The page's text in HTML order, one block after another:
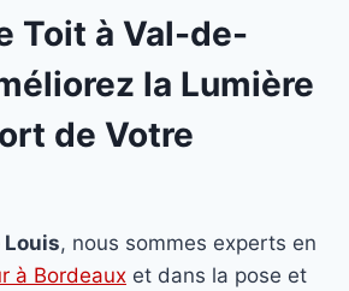
Toit à Val-de-
la Lumière
de Votre
, nous sommes experts en
à Bordeaux et dans la pose et